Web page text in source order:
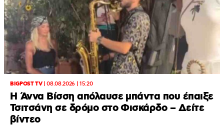
BIGPOST TV|08.08.2026 | 15:20
Η Άννα Βίσση απόλαυσε μπάντα που έπαιξε
Τσιτσάνη σε δρόμο στο Φισκάρδο – Δείτε
βίντεο